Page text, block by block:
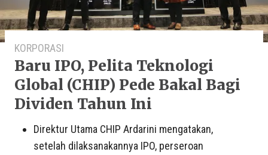
KORPORASI
Baru IPO, Pelita Teknologi
Global (CHIP) Pede Bakal Bagi
Dividen Tahun Ini
Direktur Utama CHIP Ardarini mengatakan,
setelah dilaksanakannya IPO, perseroan